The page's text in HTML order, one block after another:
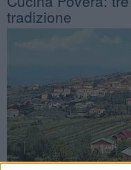
tradizione